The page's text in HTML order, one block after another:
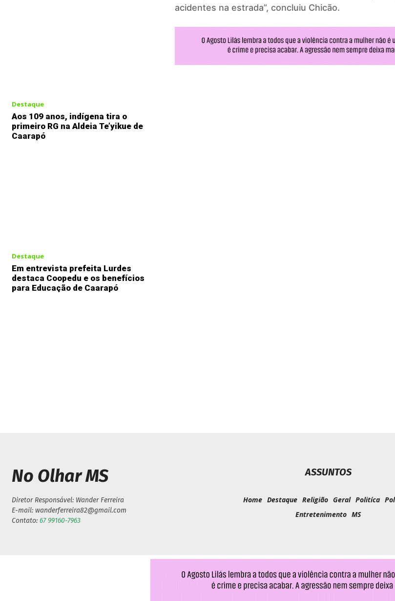
Destaque
Aos 109 anos, indígena tira o
primeiro RG na Aldeia Te’yikue de
Caarapó
Destaque
Em entrevista prefeita Lurdes
destaca Coopedu e os benefícios
para Educação de Caarapó
acidentes na estrada”, concluiu Chicão.
No Olhar MS
Diretor Responsável: Wander Ferreira
E-mail: wanderferreira82@gmail.com
Contato: 67 99160-7963
ASSUNTOS
Home Destaque Religião Geral Politíca
Entretenimento MS